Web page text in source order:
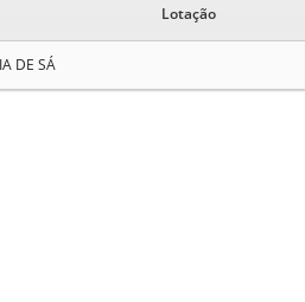
Lotação
DE SÁ